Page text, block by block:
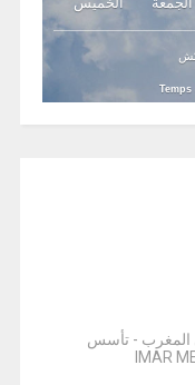
Temps
المغرب - تأسس